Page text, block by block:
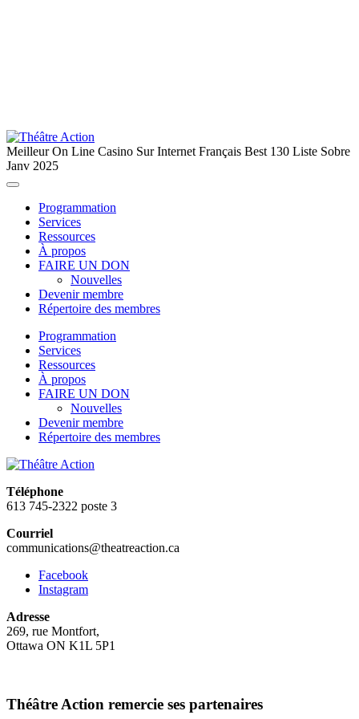
Meilleur On Line Casino Sur Internet Français Best 130 Liste Sobre
Janv 2025
Programmation
Services
Ressources
À propos
FAIRE UN DON
Nouvelles
Devenir membre
Répertoire des membres
Programmation
Services
Ressources
À propos
FAIRE UN DON
Nouvelles
Devenir membre
Répertoire des membres
Téléphone
613 745-2322 poste 3
Courriel
communications@theatreaction.ca
Facebook
Instagram
Adresse
269, rue Montfort,
Ottawa ON K1L 5P1
Théâtre Action remercie ses partenaires